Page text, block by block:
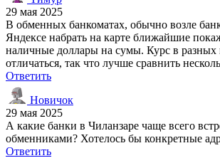
29 мая 2025
В обменных банкоматах, обычно возле
Яндексе набрать на карте ближайшие
наличные доллары на сумы. Курс в разных
отличаться, так что лучше сравнить
Ответить
Новичок
29 мая 2025
А какие банки в Чиланзаре чаще всего
обменниками? Хотелось бы конкретные
Ответить